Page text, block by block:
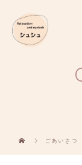
ごあいさつ